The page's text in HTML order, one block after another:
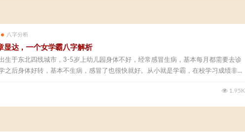
八字分析
显达，一个女学霸八字解析
生于东北四线城市，3-5岁上幼儿园身体不好，经常感冒生病，基本每月都需要去诊
之后身体好转，基本不生病，感冒了也很快就好。从小就是学霸，在校学习成绩非...
1.95K